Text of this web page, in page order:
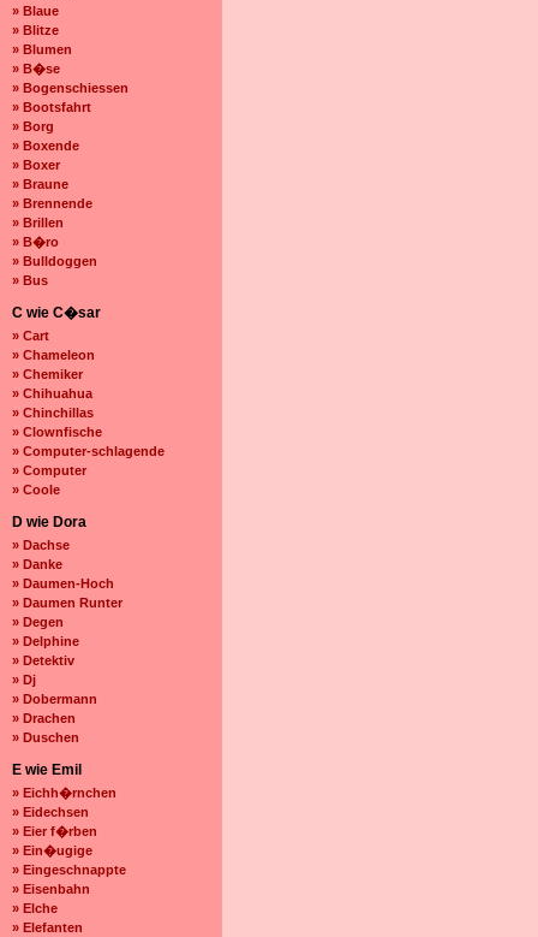
» Blaue
» Blitze
» Blumen
» B�se
» Bogenschiessen
» Bootsfahrt
» Borg
» Boxende
» Boxer
» Braune
» Brennende
» Brillen
» B�ro
» Bulldoggen
» Bus
C wie C�sar
» Cart
» Chameleon
» Chemiker
» Chihuahua
» Chinchillas
» Clownfische
» Computer-schlagende
» Computer
» Coole
D wie Dora
» Dachse
» Danke
» Daumen-Hoch
» Daumen Runter
» Degen
» Delphine
» Detektiv
» Dj
» Dobermann
» Drachen
» Duschen
E wie Emil
» Eichh�rnchen
» Eidechsen
» Eier f�rben
» Ein�ugige
» Eingeschnappte
» Eisenbahn
» Elche
» Elefanten